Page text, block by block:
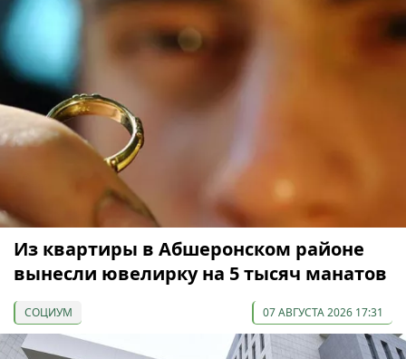
Из квартиры в Абшеронском районе
вынесли ювелирку на 5 тысяч манатов
СОЦИУМ 07 АВГУСТА 2026 17:31